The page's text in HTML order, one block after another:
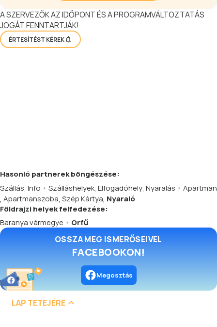
A SZERVEZŐK AZ IDŐPONT ÉS A PROGRAMVÁLTOZTATÁS
JOGÁT FENNTARTJÁK!
ÉRTESÍTÉST KÉREK
Hasonló partnerekböngészése:
Szállás, Info Szálláshelyek, Elfogadóhely, Nyaralás Apartman
, Apartmanszoba, Szép Kártya, Nyaraló
Földrajzi helyek felfedezése:
Baranya vármegye
Orfű
OSSZA MEG ISMERŐSEIVEL
FACEBOOKON!
Megosztás
LAP TETEJÉRE